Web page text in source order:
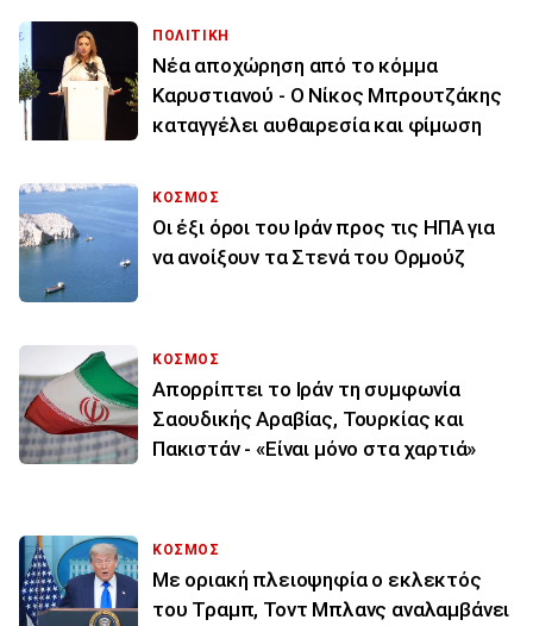
ΠΟΛΙΤΙΚΗ
Νέα αποχώρηση από το κόμμα
Καρυστιανού - Ο Νίκος Μπρουτζάκης
καταγγέλει αυθαιρεσία και φίμωση
ΚΟΣΜΟΣ
Οι έξι όροι του Ιράν προς τις ΗΠΑ για
να ανοίξουν τα Στενά του Ορμούζ
ΚΟΣΜΟΣ
Απορρίπτει το Ιράν τη συμφωνία
Σαουδικής Αραβίας, Τουρκίας και
Πακιστάν - «Είναι μόνο στα χαρτιά»
ΚΟΣΜΟΣ
Με οριακή πλειοψηφία ο εκλεκτός
του Τραμπ, Τοντ Μπλανς αναλαμβάνει